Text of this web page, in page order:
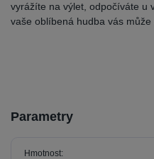
vyrážíte na výlet, odpočíváte u
vaše oblíbená hudba vás
Parametry
Hmotnost